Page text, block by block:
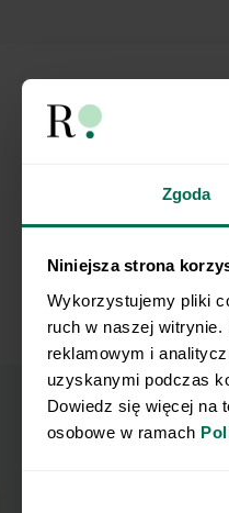
Zgoda
Niniejsza strona
Wykorzystujemy pliki
ruch w naszej
reklamowym i
uzyskanymi podczas
Dowiedz się więcej na
osobowe w ramach